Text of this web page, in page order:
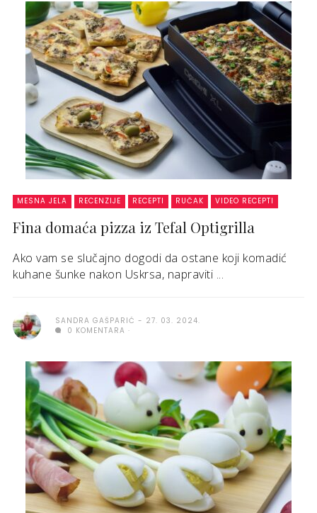
MESNA JELA RECENZIJE RECEPTI RUČAK VIDEO RECEPTI
Fina domaća pizza iz Tefal Optigrilla
Ako vam se slučajno dogodi da ostane koji komadić
kuhane šunke nakon Uskrsa, napraviti ...
SANDRA GAŠPARIĆ
27. 03. 2024.
0 KOMENTARA